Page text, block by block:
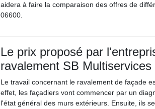
aidera à faire la comparaison des offres de
06600.
Le prix proposé par
ravalement SB
Le travail concernant le ravalement de façade
effet, les façadiers vont commencer par un
l'état général des murs extérieurs. Ensuite, ils